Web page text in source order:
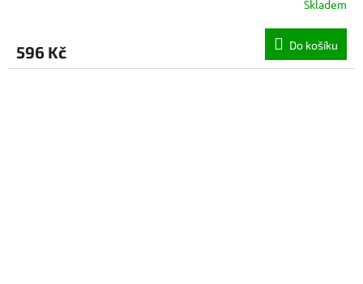
Skladem
596 Kč Do košíku